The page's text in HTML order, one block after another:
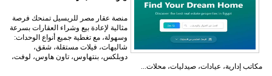
منصة عقار مصر للريسيل تمنحك فرصة
مثالية لإعادة بيع وشراء العقارات بسرعة
وسهولة، مع تغطية جميع أنواع الوحدات:
شاليهات، فيلات مستقلة، شقق،
دوبلكس، بنتهاوس، تاون هاوس، لوفت،
مكاتب إدارية، عيادات، صيدليات، محلات...